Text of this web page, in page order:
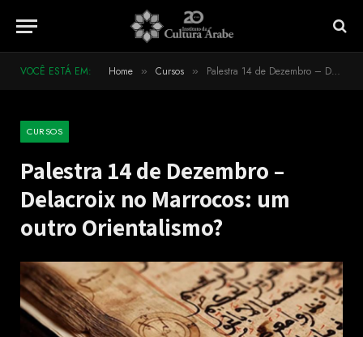
VOCÊ ESTÁ EM: Home » Cursos » Palestra 14 de Dezembro – Delacroix no Marrocos: um outro Orientalismo?
CURSOS
Palestra 14 de Dezembro –
Delacroix no Marrocos: um
outro Orientalismo?